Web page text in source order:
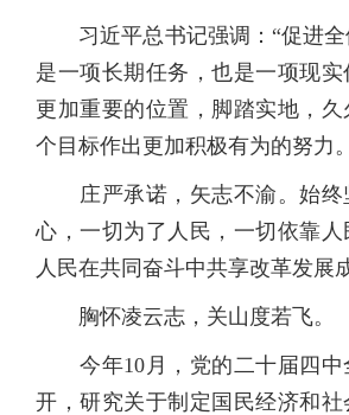
习近平总书记强调：“促进全
是一项长期任务，也是一项现
更加重要的位置，脚踏实地，
个目标作出更加积极有为的努力
庄严承诺，矢志不渝。始终
心，一切为了人民，一切依靠人
人民在共同奋斗中共享改革发展
胸怀凌云志，关山度若飞。
今年10月，党的二十届四中
开，研究关于制定国民经济和